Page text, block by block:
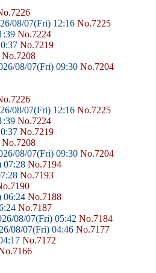
08/07(Fri) 12:16 No.7225
No.7224
No.7219
No.7208
08/07(Fri) 09:30 No.7204
08/07(Fri) 12:16 No.7225
No.7224
No.7219
No.7208
08/07(Fri) 09:30 No.7204
07:28 No.7194
No.7193
06:24 No.7188
No.7187
08/07(Fri) 05:42 No.7184
08/07(Fri) 04:46 No.7177
No.7172